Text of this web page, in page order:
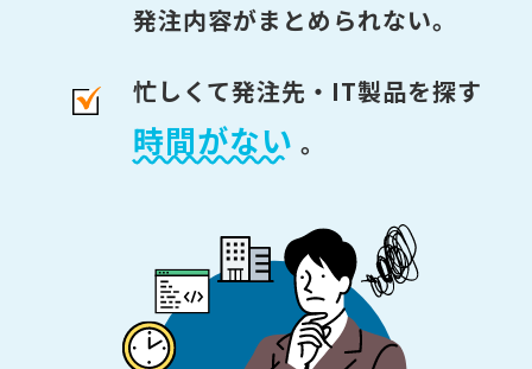
発注内容がまとめられない。
忙しくて発注先・IT製品を探す
時間がない 。